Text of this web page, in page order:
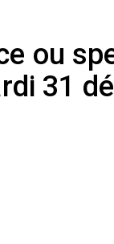
ou
31